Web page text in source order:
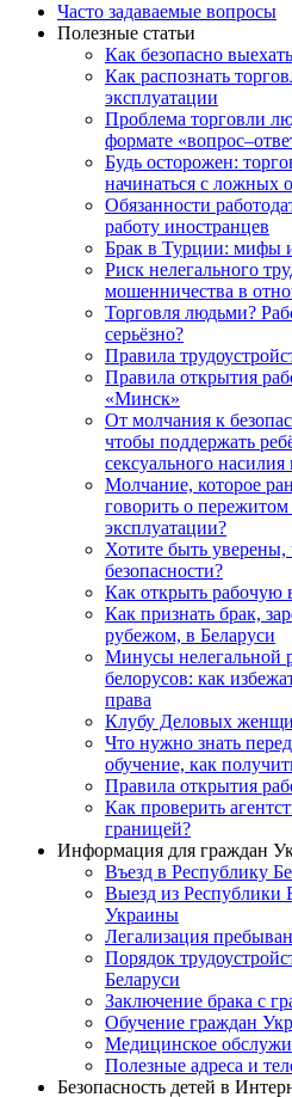
Часто задаваемые вопросы
Полезные статьи
Как безопасно
Как распознать
эксплуатации
Проблема торговли
формате
Будь осторожен:
начинаться с ложных
Обязанности
работу иностранцев
Брак в Турции: мифы
Риск нелегального
мошенничества в
Торговля людьми?
серьёзно?
Правила
Правила открытия
«Минск»
От молчания к
чтобы поддержать
сексуального
Молчание, которое
говорить о
эксплуатации?
Хотите быть уверены,
безопасности?
Как открыть рабочую
Как признать брак,
рубежом, в Беларуси
Минусы нелегальной
белорусов: как
права
Клубу Деловых
Что нужно знать
обучение, как
Правила открытия
Как проверить
границей?
Информация для граждан
Въезд в Республику
Выезд из Республики
Украины
Легализация
Порядок
Беларуси
Заключение брака с
Обучение граждан
Медицинское
Полезные адреса и
Безопасность детей в